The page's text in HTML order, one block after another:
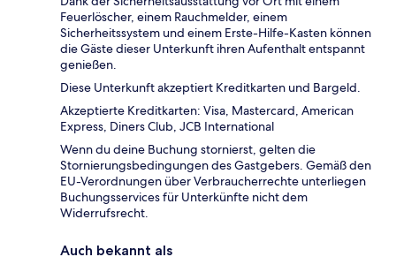
Feuerlöscher, einem Rauchmelder, einem
Sicherheitssystem und einem Erste-Hilfe-Kasten können
die Gäste dieser Unterkunft ihren Aufenthalt entspannt
genießen.
Diese Unterkunft akzeptiert Kreditkarten und Bargeld.
Akzeptierte Kreditkarten: Visa, Mastercard, American
Express, Diners Club, JCB International
Wenn du deine Buchung stornierst, gelten die
Stornierungsbedingungen des Gastgebers. Gemäß den
EU-Verordnungen über Verbraucherrechte unterliegen
Buchungsservices für Unterkünfte nicht dem
Widerrufsrecht.
Auch bekannt als